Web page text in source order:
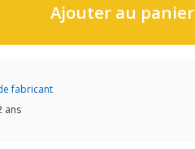
Ajouter au panier
fabricant
ans